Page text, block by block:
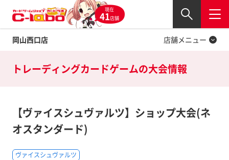
現在
41店舗
岡山西口店
閉じる
店舗メニュー
Twitter
トレーディングカードゲームの大会情報
【ヴァイスシュヴァルツ】ショップ大会(ネ
オスタンダード)
ヴァイスシュヴァルツ